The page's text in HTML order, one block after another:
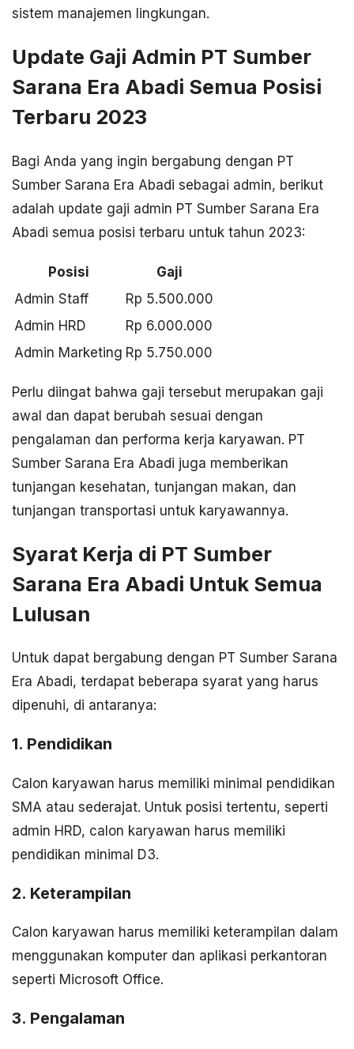
sistem manajemen lingkungan.
Update Gaji Admin PT Sumber
Sarana Era Abadi Semua Posisi
Terbaru 2023
Bagi Anda yang ingin bergabung dengan PT
Sumber Sarana Era Abadi sebagai admin, berikut
adalah update gaji admin PT Sumber Sarana Era
Abadi semua posisi terbaru untuk tahun 2023:
Posisi
Gaji
Admin Staff
Rp 5.500.000
Admin HRD
Rp 6.000.000
Admin Marketing Rp 5.750.000
Perlu diingat bahwa gaji tersebut merupakan gaji
awal dan dapat berubah sesuai dengan
pengalaman dan performa kerja karyawan. PT
Sumber Sarana Era Abadi juga memberikan
tunjangan kesehatan, tunjangan makan, dan
tunjangan transportasi untuk karyawannya.
Syarat Kerja di PT Sumber
Sarana Era Abadi Untuk Semua
Lulusan
Untuk dapat bergabung dengan PT Sumber Sarana
Era Abadi, terdapat beberapa syarat yang harus
dipenuhi, di antaranya:
1. Pendidikan
Calon karyawan harus memiliki minimal pendidikan
SMA atau sederajat. Untuk posisi tertentu, seperti
admin HRD, calon karyawan harus memiliki
pendidikan minimal D3.
2. Keterampilan
Calon karyawan harus memiliki keterampilan dalam
menggunakan komputer dan aplikasi perkantoran
seperti Microsoft Office.
3. Pengalaman